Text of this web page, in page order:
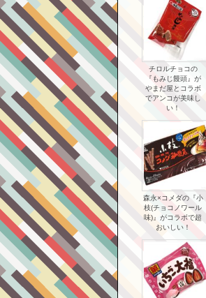
チロルチョコの
『もみじ饅頭』が
やまだ屋とコラボ
でアンコが美味し
い！
森永×コメダの『小
枝(チョコノワール
味)』がコラボで超
おいしい！